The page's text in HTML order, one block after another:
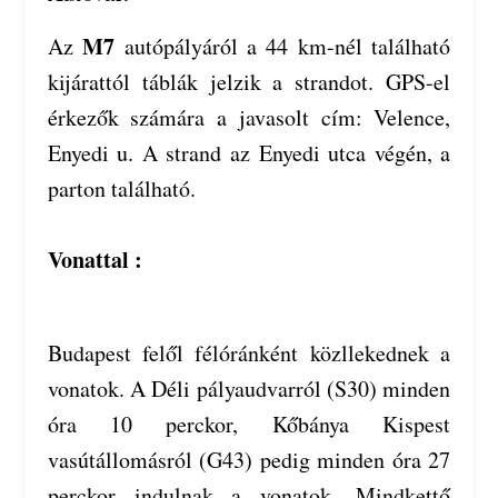
Az M7 autópályáról a 44 km-nél található
kijárattól táblák jelzik a strandot. GPS-el
érkezők számára a javasolt cím: Velence,
Enyedi u. A strand az Enyedi utca végén, a
parton található.
Vonattal :
Budapest felől félóránként közllekednek a
vonatok. A Déli pályaudvarról (S30) minden
óra 10 perckor, Kőbánya Kispest
vasútállomásról (G43) pedig minden óra 27